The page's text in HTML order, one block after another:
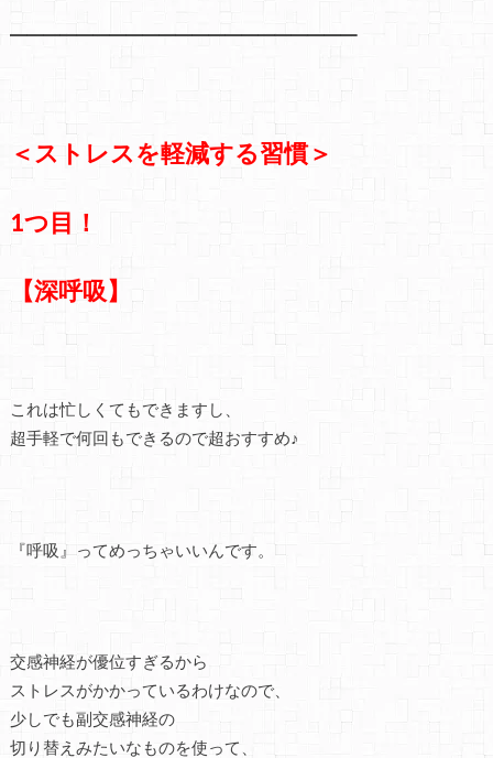
━━━━━━━━━━━━━━━━━━━━━
＜ストレスを軽減する習慣＞
1つ目！
【深呼吸】
これは忙しくてもできますし、
超手軽で何回もできるので超おすすめ♪
『呼吸』ってめっちゃいいんです。
交感神経が優位すぎるから
ストレスがかかっているわけなので、
少しでも副交感神経の
切り替えみたいなものを使って、